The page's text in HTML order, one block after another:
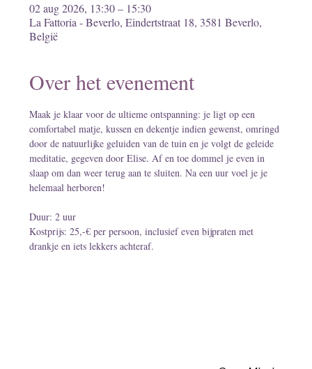
02 aug 2026, 13:30 – 15:30
La Fattoria - Beverlo, Eindertstraat 18, 3581 Beverlo,
België
Over het evenement
Maak je klaar voor de ultieme ontspanning: je ligt op een
comfortabel matje, kussen en dekentje indien gewenst, omringd
door de natuurlijke geluiden van de tuin en je volgt de geleide
meditatie, gegeven door Elise. Af en toe dommel je even in
slaap om dan weer terug aan te sluiten. Na een uur voel je je
helemaal herboren!
Duur: 2 uur
Kostprijs: 25,-€ per persoon, inclusief even bijpraten met
drankje en iets lekkers achteraf.